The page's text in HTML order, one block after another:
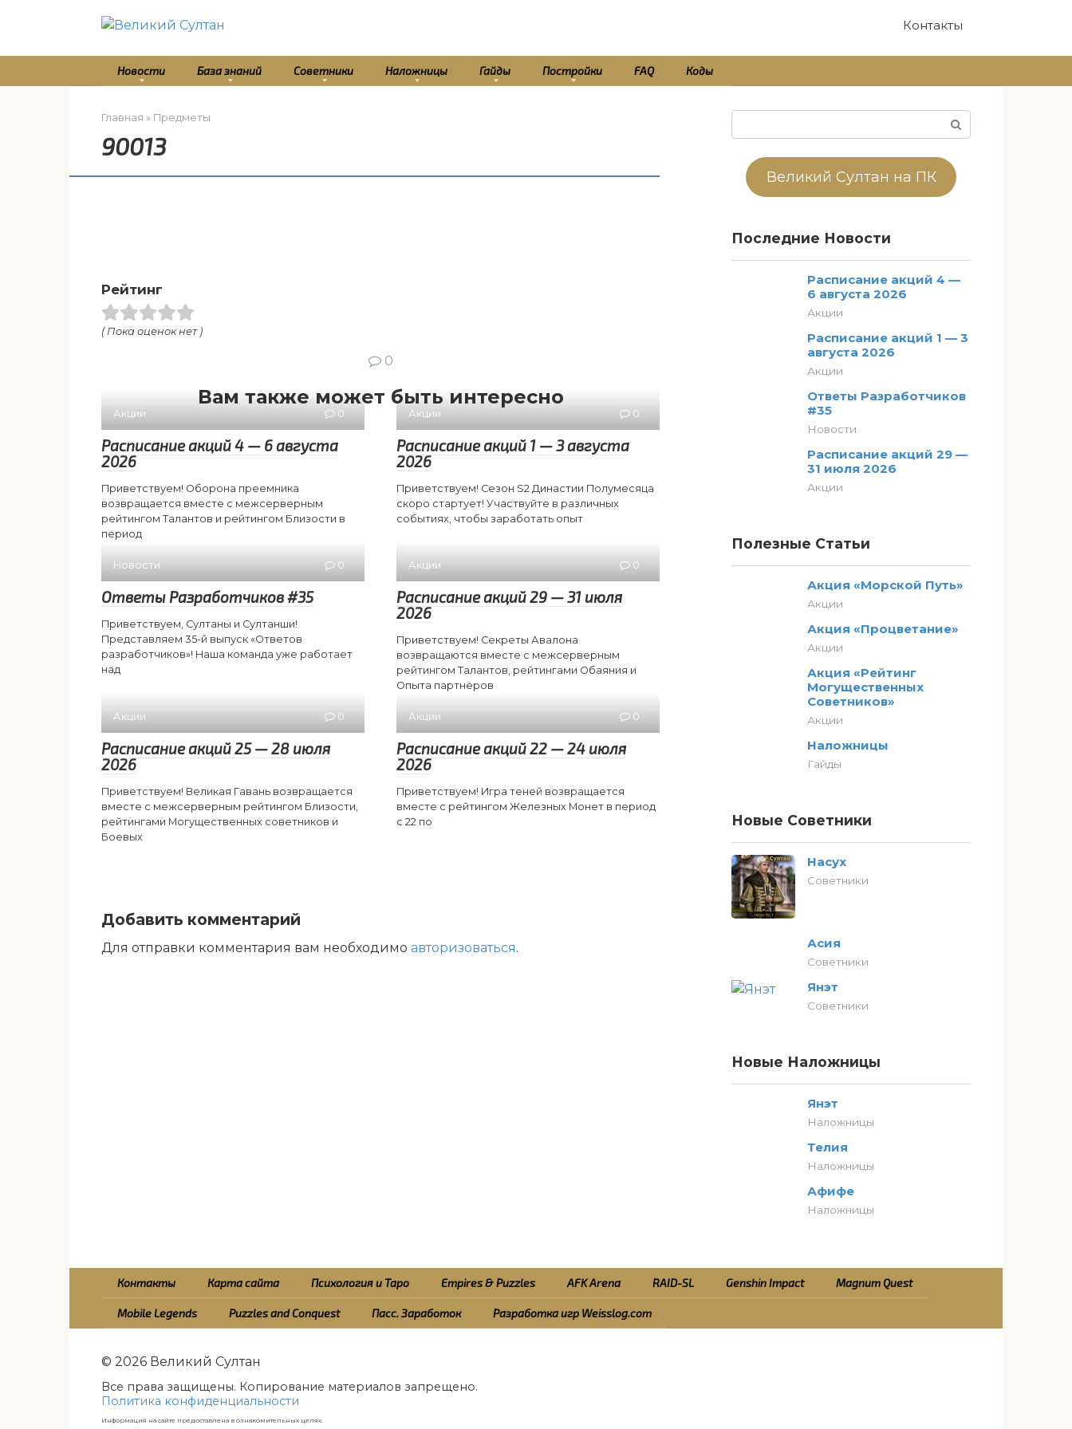
Контакты
Новости База знаний Советники Наложницы Гайды Постройки FAQ Коды
Главная » Предметы
90013
Рейтинг
( Пока оценок нет )
0
Вам также может быть интересно
Акции 0
Расписание акций 4 — 6 августа
2026
Приветствуем! Оборона преемника
возвращается вместе с межсерверным
рейтингом Талантов и рейтингом Близости в
период
Акции 0
Расписание акций 1 — 3 августа
2026
Приветствуем! Сезон S2 Династии Полумесяца
скоро стартует! Участвуйте в различных
событиях, чтобы заработать опыт
Новости 0
Ответы Разработчиков #35
Приветствуем, Султаны и Султанши!
Представляем 35-й выпуск «Ответов
разработчиков»! Наша команда уже работает
над
Акции 0
Расписание акций 29 — 31 июля
2026
Приветствуем! Секреты Авалона
возвращаются вместе с межсерверным
рейтингом Талантов, рейтингами Обаяния и
Опыта партнёров
Акции 0
Расписание акций 25 — 28 июля
2026
Приветствуем! Великая Гавань возвращается
вместе с межсерверным рейтингом Близости,
рейтингами Могущественных советников и
Боевых
Акции 0
Расписание акций 22 — 24 июля
2026
Приветствуем! Игра теней возвращается
вместе с рейтингом Железных Монет в период
с 22 по
Добавить комментарий
Для отправки комментария вам необходимо авторизоваться.
Великий Султан на ПК
Последние Новости
Расписание акций 4 —
6 августа 2026
Акции
Расписание акций 1 — 3
августа 2026
Акции
Ответы Разработчиков
#35
Новости
Расписание акций 29 —
31 июля 2026
Акции
Полезные Статьи
Акция «Морской Путь»
Акции
Акция «Процветание»
Акции
Акция «Рейтинг
Могущественных
Советников»
Акции
Наложницы
Гайды
Новые Советники
Насух
Советники
Асия
Советники
Янэт
Советники
Новые Наложницы
Янэт
Наложницы
Телия
Наложницы
Афифе
Наложницы
Контакты Карта сайта Психология и Таро Empires & Puzzles AFK Arena RAID-SL Genshin Impact Magnum Quest
Mobile Legends Puzzles and Conquest Пасс. Заработок Разработка игр Weisslog.com
© 2026 Великий Султан
Все права защищены. Копирование материалов запрещено.
Политика конфиденциальности
Информация на сайте предоставлена в ознакомительных целях.